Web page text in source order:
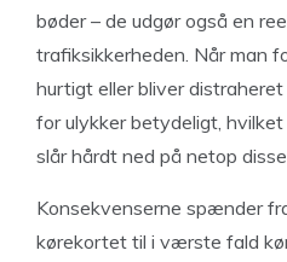
bøder – de udgør også en
trafiksikkerheden. Når man
hurtigt eller bliver
for ulykker betydeligt,
slår hårdt ned på netop
Konsekvenserne spænder
kørekortet til i værste fald